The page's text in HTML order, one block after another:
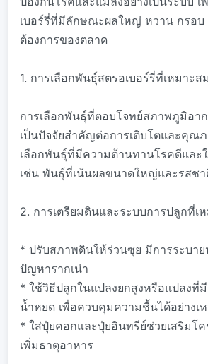
เบอร์รี่ที่มีลักษณะผลใหญ่ หวาน กรอบ
ต้องการของตลาด
1. การเลือกพันธุ์สตรอเบอร์รี่ที่เหมาะ
การเลือกพันธุ์ที่ตอบโจทย์สภาพภูมิอา
เป็นปัจจัยสำคัญต่อการเติบโตและคุณ
เลือกพันธุ์ที่มีความต้านทานโรคดีและ
เช่น พันธุ์ที่เน้นผลขนาดใหญ่และรสช
2. การเตรียมดินและระบบการปลูกที่เ
* ปรับสภาพดินให้ร่วนซุย มีการระบาย
ปัญหารากเน่า
* ใช้วิธีปลูกในแปลงยกสูงหรือแปลงที่
น้ำหยด เพื่อควบคุมความชื้นได้อย่างเ
* ใส่ปุ๋ยคอกและปุ๋ยอินทรีย์ช่วยเสริมโค
เพิ่มธาตุอาหาร